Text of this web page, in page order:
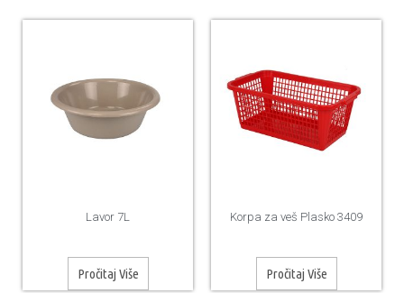
Lavor 7L
Pročitaj Više
Korpa za veš Plasko 3409
Pročitaj Više